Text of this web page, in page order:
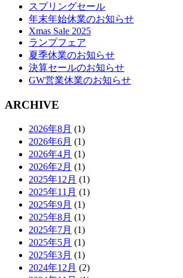
スプリングセール
年末年始休業のお知らせ
Xmas Sale 2025
ランプフェア
夏季休業のお知らせ
決算セールのお知らせ
GW営業休業のお知らせ
ARCHIVE
2026年8月 (1)
2026年6月 (1)
2026年4月 (1)
2026年2月 (1)
2025年12月 (1)
2025年11月 (1)
2025年9月 (1)
2025年8月 (1)
2025年7月 (1)
2025年5月 (1)
2025年3月 (1)
2024年12月 (2)